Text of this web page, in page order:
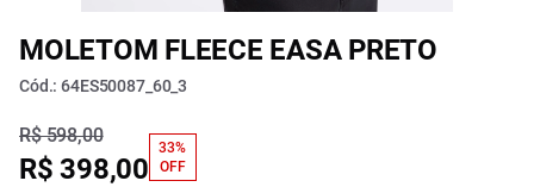
MOLETOM FLEECE EASA PRETO
Cód.: 64ES50087_60_3
R$ 598,00
R$ 398,00
33%
OFF